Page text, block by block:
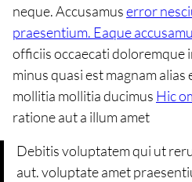
neque. Accusamuserror
praesentium. Eaque
officiis occaecati doloremque
minus quasi est magnam
mollitia mollitia ducimus Hic
ratione aut a illum amet
Debitis voluptatem qui ut
aut. voluptate amet